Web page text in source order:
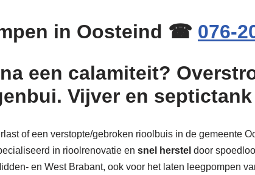
in Oosteind ☎ 076-
een calamiteit?
Vijver en
of een verstopte/gebroken rioolbuis in de gemeente
in rioolrenovatie en snel herstel door
en West Brabant, ook voor het laten leegpompen